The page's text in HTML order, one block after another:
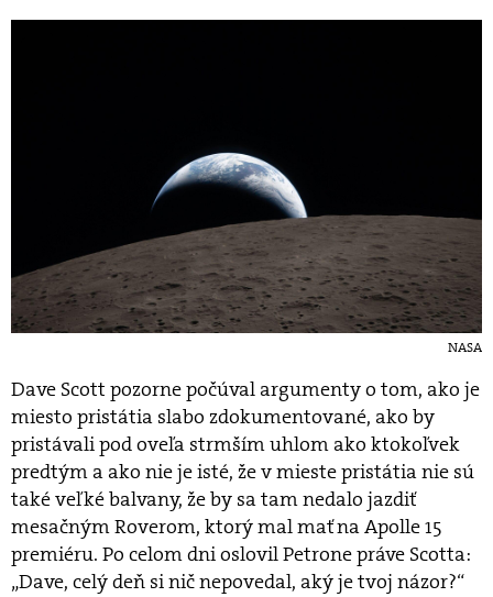
NASA
Dave Scott pozorne počúval argumenty o tom, ako je
miesto pristátia slabo zdokumentované, ako by
pristávali pod oveľa strmším uhlom ako ktokoľvek
predtým a ako nie je isté, že v mieste pristátia nie sú
také veľké balvany, že by sa tam nedalo jazdiť
mesačným Roverom, ktorý mal mať na Apolle 15
premiéru. Po celom dni oslovil Petrone práve Scotta:
„Dave, celý deň si nič nepovedal, aký je tvoj názor?“